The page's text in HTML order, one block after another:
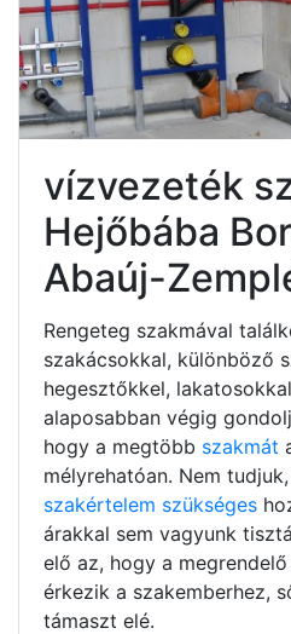
vízvezeték
Hejőbába
Abaúj-
Rengeteg szakmával
szakácsokkal, különböző
hegesztőkkel,
alaposabban végig
hogy a megtöbb szakmát
mélyrehatóan. Nem
szakértelem szükséges
árakkal sem vagyunk
elő az, hogy a
érkezik a szakemberhez,
támaszt elé.